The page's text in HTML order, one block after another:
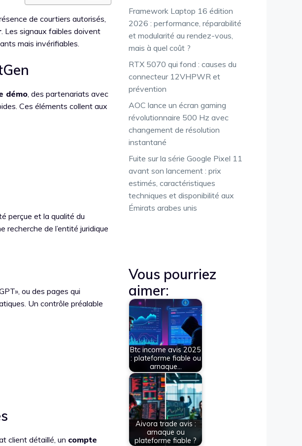
de courtiers autorisés,
. Les signaux faibles doivent
mais invérifiables.
démo , des partenariats avec
Ces éléments collent aux
perçue et la qualité du
recherche de l’entité juridique
ou des pages qui
Un contrôle préalable
client détaillé, un compte
Framework Laptop 16 édition
2026 : performance, réparabilité
et modularité au rendez-vous,
mais à quel coût ?
RTX 5070 qui fond : causes du
connecteur 12VHPWR et
prévention
AOC lance un écran gaming
révolutionnaire 500 Hz avec
changement de résolution
instantané
Fuite sur la série Google Pixel 11
avant son lancement : prix
estimés, caractéristiques
techniques et disponibilité aux
Émirats arabes unis
Vous pourriez
aimer:
Btc income avis 2025
: plateforme fiable ou
arnaque…
Aivora trade avis :
arnaque ou
plateforme fiable ?